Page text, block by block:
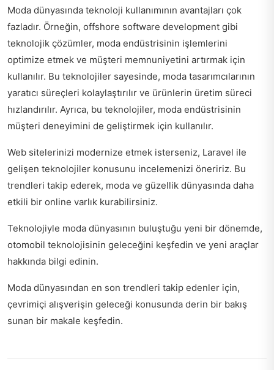
Moda dünyasında teknoloji kullanımının avantajları çok
fazladır. Örneğin, offshore software development gibi
teknolojik çözümler, moda endüstrisinin işlemlerini
optimize etmek ve müşteri memnuniyetini artırmak için
kullanılır. Bu teknolojiler sayesinde, moda tasarımcılarının
yaratıcı süreçleri kolaylaştırılır ve ürünlerin üretim süreci
hızlandırılır. Ayrıca, bu teknolojiler, moda endüstrisinin
müşteri deneyimini de geliştirmek için kullanılır.
Web sitelerinizi modernize etmek isterseniz, Laravel ile
gelişen teknolojiler konusunu incelemenizi öneririz. Bu
trendleri takip ederek, moda ve güzellik dünyasında daha
etkili bir online varlık kurabilirsiniz.
Teknolojiyle moda dünyasının buluştuğu yeni bir dönemde,
otomobil teknolojisinin geleceğini keşfedin ve yeni araçlar
hakkında bilgi edinin.
Moda dünyasından en son trendleri takip edenler için,
çevrimiçi alışverişin geleceği konusunda derin bir bakış
sunan bir makale keşfedin.